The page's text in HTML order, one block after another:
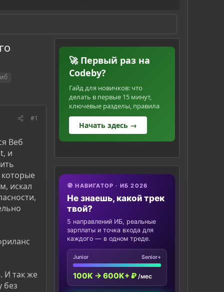
#1
Веб
и
которые
искал
И так же
без
🚀 Первый раз на
Codeby?
Гайд для новичков: что
делать в первые 15 минут,
ключевые разделы, правила
Начать здесь →
🧭 НАВИГАТОР · ИБ 2026
Не знаешь, какой трек
твой?
5 направлений ИБ, реальные
зарплаты и точка входа для
каждого — в одном треде.
Junior Senior+
100K → 600K+ ₽ /мес